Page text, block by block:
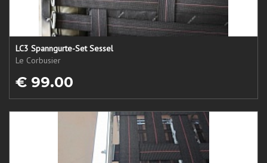
LC3 Spanngurte-Set Sessel
Le Corbusier
€ 99.00